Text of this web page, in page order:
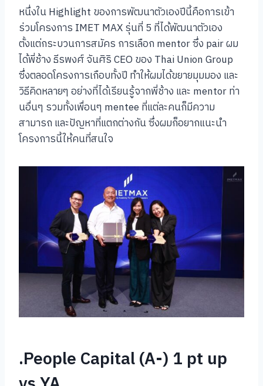
หนึ่งใน Highlight ของการพัฒนาตัวเองปีนี้คือการเข้า
ร่วมโครงการ IMET MAX รุ่นที่ 5 ที่ได้พัฒนาตัวเอง
ตั้งแต่กระบวนการสมัคร การเลือก mentor ซึ่ง pair ผม
ได้พี่ช้าง ธีรพงศ์ จันศิริ CEO ของ Thai Union Group
ซึ่งตลอดโครงการเกือบทั้งปี ทำให้ผมได้ขยายมุมมอง และ
วิธีคิดหลายๆ อย่างที่ได้เรียนรู้จากพี่ช้าง และ mentor ท่า
นอื่นๆ รวมทั้งเพื่อนๆ mentee ที่แต่ละคนก็มีความ
สามารถ และปัญหาที่แตกต่างกัน ซึ่งผมก็อยากแนะนำ
โครงการนี้ให้คนที่สนใจ
.People Capital (A-) 1 pt up